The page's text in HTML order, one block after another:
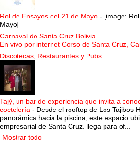
Rol de Ensayos del 21 de Mayo - [image:
Mayo]
Carnaval de Santa Cruz Bolivia
En vivo por internet Corso de Santa Cruz,
Discotecas, Restaurantes y Pubs
Tajý, un bar de experiencia que invita a
coctelería - Desde el rooftop de Los Tajibos
panorámica hacia la piscina, este espacio
empresarial de Santa Cruz, llega para of...
Mostrar todo